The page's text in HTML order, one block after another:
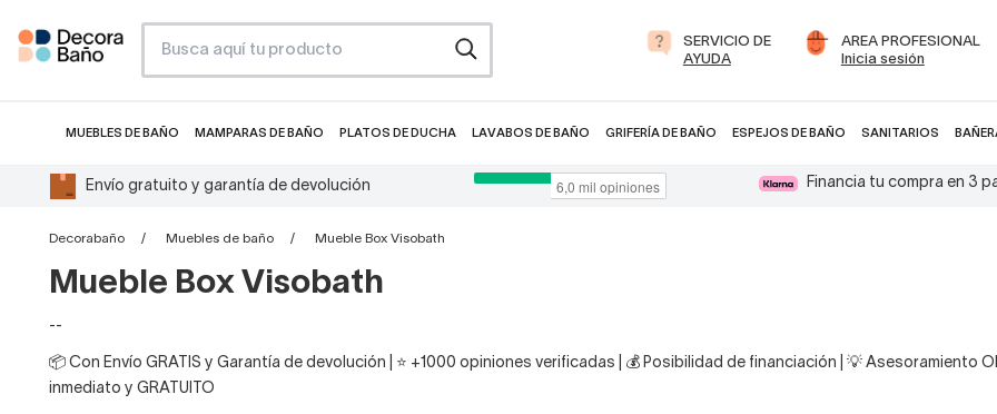
SERVICIO DE
AYUDA
AREA PROFESIONAL
Inicia sesión
MUEBLES DE BAÑO MAMPARAS DE BAÑO PLATOS DE DUCHA LAVABOS DE BAÑO GRIFERÍA DE BAÑO ESPEJOS DE BAÑO SANITARIOS
Envío gratuito y garantía de devolución Financia tu compra en 3
Decorabaño Muebles de baño Mueble Box Visobath
Mueble Box Visobath
--
📦 Con Envío GRATIS y Garantía de devolución | ⭐ +1000 opiniones verificadas | 💰 Posibilidad de financiación | 💡 Asesoramiento
inmediato y GRATUITO